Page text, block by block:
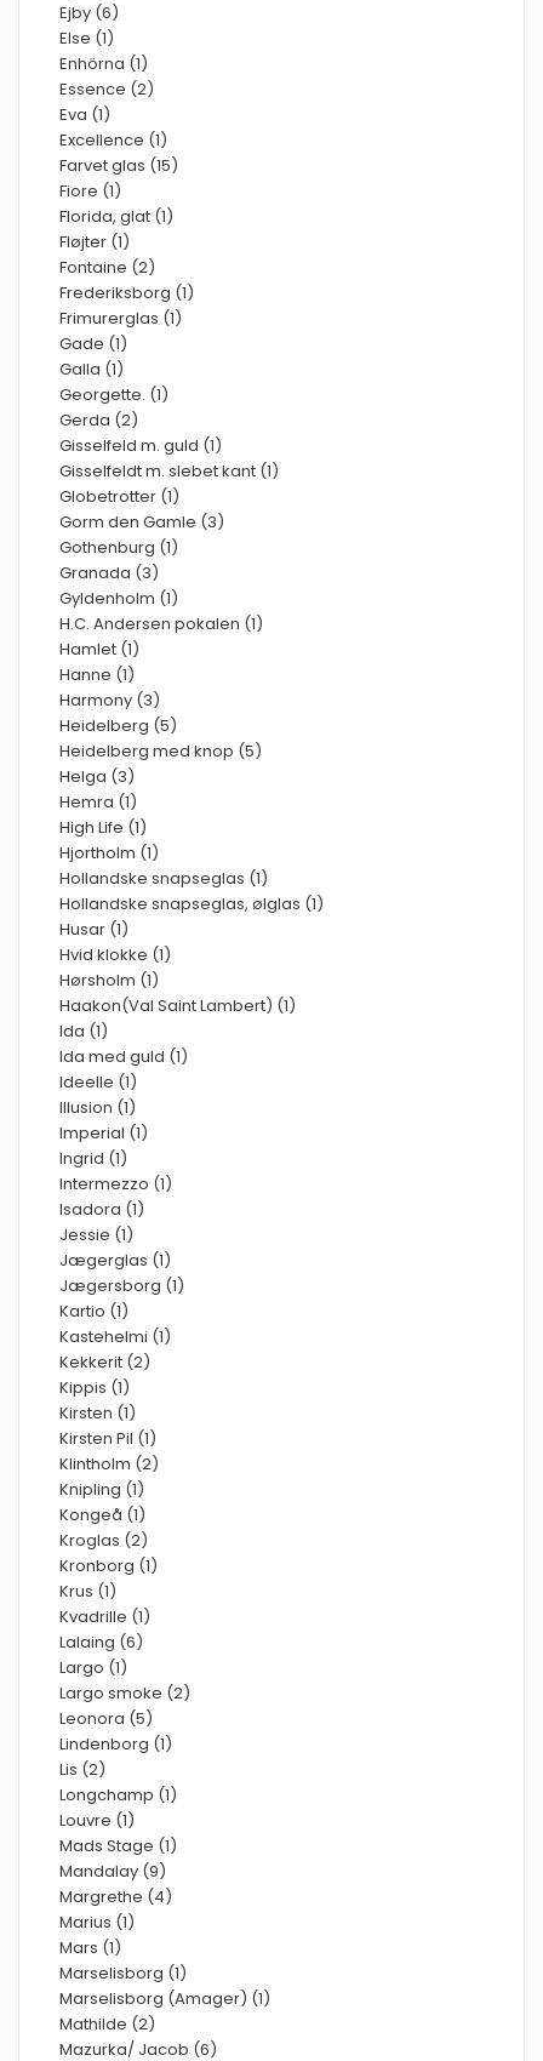
Ejby (6)
Else (1)
Enhörna (1)
Essence (2)
Eva (1)
Excellence (1)
Farvet glas (15)
Fiore (1)
Florida, glat (1)
Fløjter (1)
Fontaine (2)
Frederiksborg (1)
Frimurerglas (1)
Gade (1)
Galla (1)
Georgette. (1)
Gerda (2)
Gisselfeld m. guld (1)
Gisselfeldt m. slebet kant (1)
Globetrotter (1)
Gorm den Gamle (3)
Gothenburg (1)
Granada (3)
Gyldenholm (1)
H.C. Andersen pokalen (1)
Hamlet (1)
Hanne (1)
Harmony (3)
Heidelberg (5)
Heidelberg med knop (5)
Helga (3)
Hemra (1)
High Life (1)
Hjortholm (1)
Hollandske snapseglas (1)
Hollandske snapseglas, ølglas (1)
Husar (1)
Hvid klokke (1)
Hørsholm (1)
Haakon(Val Saint Lambert) (1)
Ida (1)
Ida med guld (1)
Ideelle (1)
Illusion (1)
Imperial (1)
Ingrid (1)
Intermezzo (1)
Isadora (1)
Jessie (1)
Jægerglas (1)
Jægersborg (1)
Kartio (1)
Kastehelmi (1)
Kekkerit (2)
Kippis (1)
Kirsten (1)
Kirsten Pil (1)
Klintholm (2)
Knipling (1)
Kongeå (1)
Kroglas (2)
Kronborg (1)
Krus (1)
Kvadrille (1)
Lalaing (6)
Largo (1)
Largo smoke (2)
Leonora (5)
Lindenborg (1)
Lis (2)
Longchamp (1)
Louvre (1)
Mads Stage (1)
Mandalay (9)
Margrethe (4)
Marius (1)
Mars (1)
Marselisborg (1)
Marselisborg (Amager) (1)
Mathilde (2)
Mazurka/ Jacob (6)